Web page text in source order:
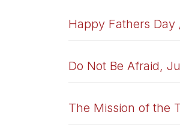
Happy Fathers Day
Do Not Be Afraid,
The Mission of the